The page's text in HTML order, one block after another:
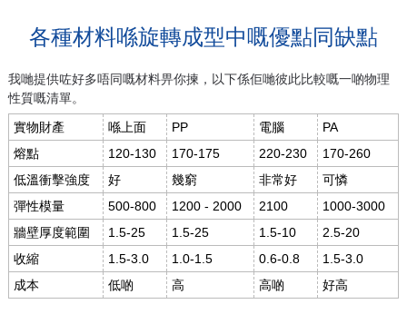
各種材料喺旋轉成型中嘅優點同缺點
我哋提供咗好多唔同嘅材料畀你揀，以下係佢哋彼此比較嘅一啲物理
性質嘅清單。
實物財產 喺上面 PP 電腦
PA
熔點
120-130 170-175 220-230
170-260
低溫衝擊強度
好 幾窮 非常好
可憐
彈性模量
500-800 1200 - 2000 2100
1000-3000
牆壁厚度範圍
1.5-25 1.5-25 1.5-10
2.5-20
收縮
1.5-3.0 1.0-1.5 0.6-0.8
1.5-3.0
成本
低啲 高 高啲 好高